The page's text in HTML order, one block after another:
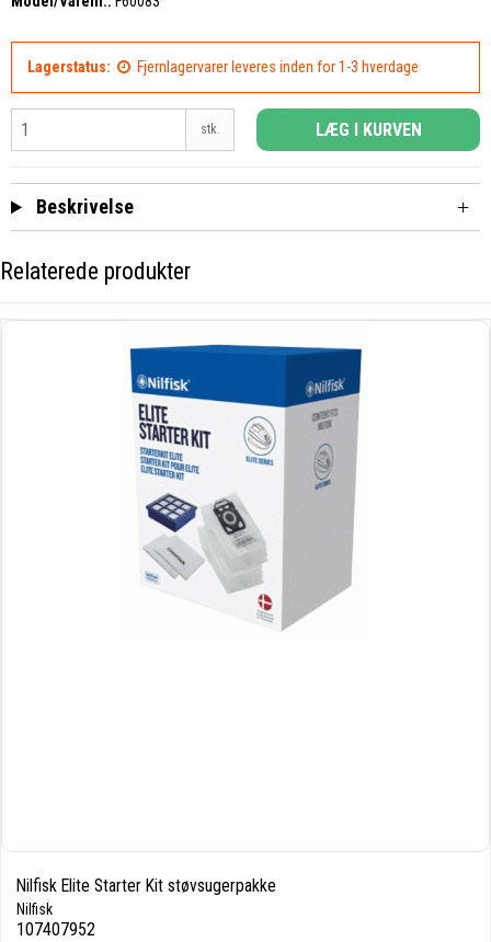
Lagerstatus: Fjernlagervarer leveres inden for 1-3 hverdage
stk. LÆG I KURVEN
Beskrivelse
Relaterede produkter
Nilfisk Elite Starter Kit støvsugerpakke
Nilfisk
107407952